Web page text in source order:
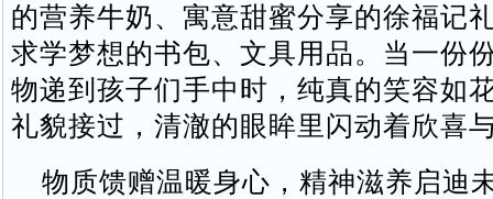
的营养牛奶、寓意甜蜜分享的徐福记
求学梦想的书包、文具用品。当一份
物递到孩子们手中时，纯真的笑容如
礼貌接过，清澈的眼眸里闪动着欣喜
物质馈赠温暖身心，精神滋养启迪